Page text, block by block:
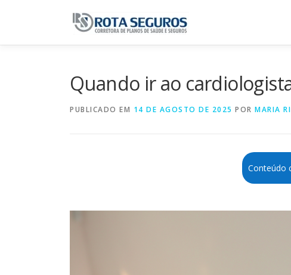
Quando ir ao
PUBLICADO EM 14 DE AGOSTO DE 2025 POR MARIA
Conteúdo